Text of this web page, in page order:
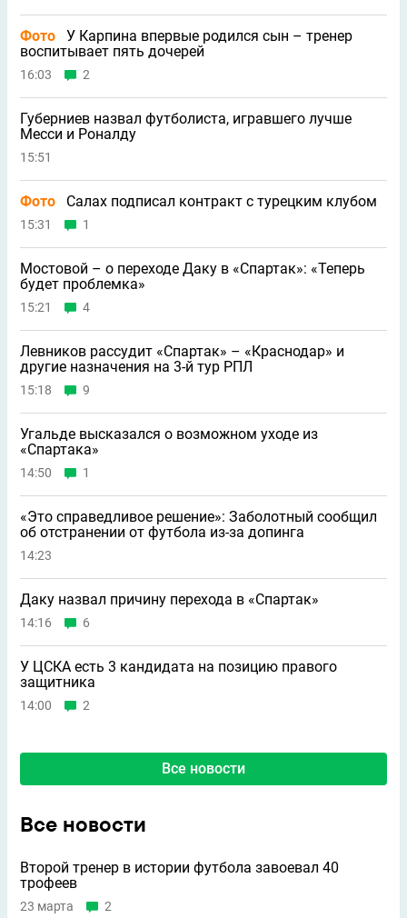
Фото
У Карпина впервые родился сын – тренер
воспитывает пять дочерей
16:03 2
Губерниев назвал футболиста, игравшего лучше
Месси и Роналду
15:51
Фото Салах подписал контракт с турецким клубом
15:31 1
Мостовой – о переходе Даку в «Спартак»: «Теперь
будет проблемка»
15:21 4
Левников рассудит «Спартак» – «Краснодар» и
другие назначения на 3-й тур РПЛ
15:18 9
Угальде высказался о возможном уходе из
«Спартака»
14:50 1
«Это справедливое решение»: Заболотный сообщил
об отстранении от футбола из-за допинга
14:23
Даку назвал причину перехода в «Спартак»
14:16 6
У ЦСКА есть 3 кандидата на позицию правого
защитника
14:00 2
Все новости
Все новости
Второй тренер в истории футбола завоевал 40
трофеев
23 марта 2